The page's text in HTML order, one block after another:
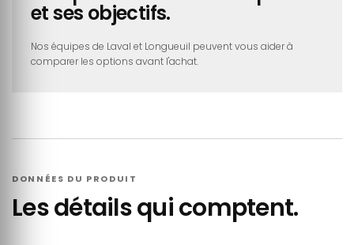
et ses objectifs.
Nos équipes de Laval et Longueuil peuvent vous aider à
comparer les options avant l'achat.
DONNÉES DU PRODUIT
Les détails qui comptent.